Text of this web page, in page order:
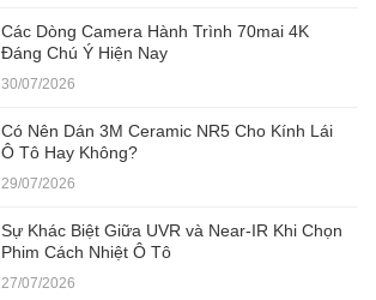
Các Dòng Camera Hành Trình 70mai 4K
Đáng Chú Ý Hiện Nay
30/07/2026
Có Nên Dán 3M Ceramic NR5 Cho Kính Lái
Ô Tô Hay Không?
29/07/2026
Sự Khác Biệt Giữa UVR và Near-IR Khi Chọn
Phim Cách Nhiệt Ô Tô
27/07/2026